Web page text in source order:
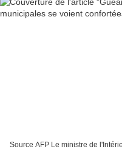
Source AFP Le ministre de